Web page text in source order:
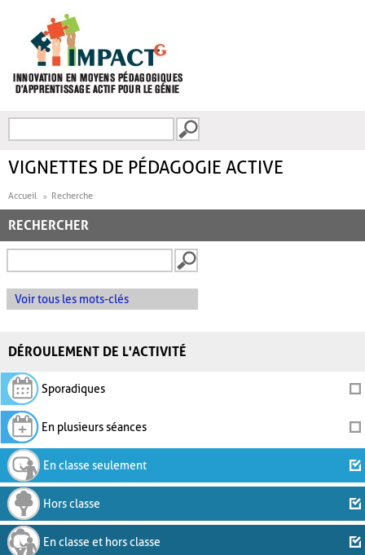
FORMULAIRE DE
VIGNETTES DE PÉDAGOGIE ACTIVE
Accueil Recherche
RECHERCHER
Voir tous les mots-clés
DÉROULEMENT DE L'ACTIVITÉ
Sporadiques
En plusieurs séances
En classe seulement
Hors classe
En classe et hors classe